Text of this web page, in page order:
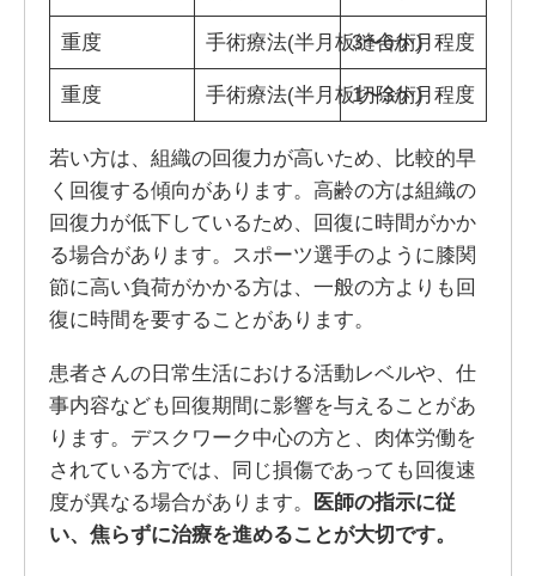
重度 手術療法(半月板縫合術)
3〜6か月程度
重度 手術療法(半月板切除術)
1〜3か月程度
若い方は、組織の回復力が高いため、比較的早
く回復する傾向があります。高齢の方は組織の
回復力が低下しているため、回復に時間がかか
る場合があります。スポーツ選手のように膝関
節に高い負荷がかかる方は、一般の方よりも回
復に時間を要することがあります。
患者さんの日常生活における活動レベルや、仕
事内容なども回復期間に影響を与えることがあ
ります。デスクワーク中心の方と、肉体労働を
されている方では、同じ損傷であっても回復速
度が異なる場合があります。
医師の指示に従
い、焦らずに治療を進めることが大切です。